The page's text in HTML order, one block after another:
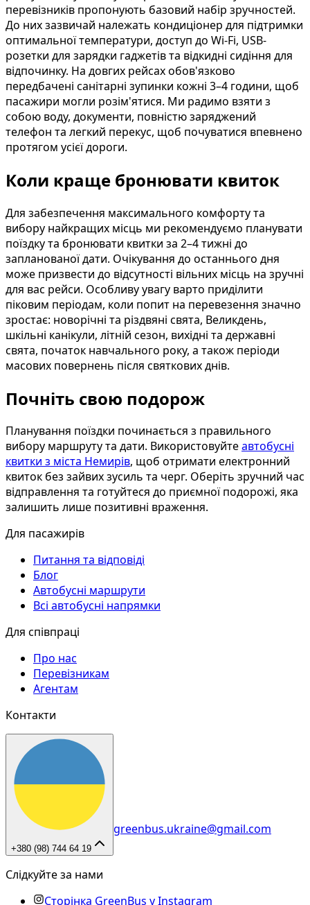
перевізників пропонують базовий набір зручностей.
До них зазвичай належать кондиціонер для підтримки
оптимальної температури, доступ до Wi-Fi, USB-
розетки для зарядки гаджетів та відкидні сидіння для
відпочинку. На довгих рейсах обов'язково
передбачені санітарні зупинки кожні 3–4 години, щоб
пасажири могли розім'ятися. Ми радимо взяти з
собою воду, документи, повністю заряджений
телефон та легкий перекус, щоб почуватися впевнено
протягом усієї дороги.
Коли краще бронювати квиток
Для забезпечення максимального комфорту та
вибору найкращих місць ми рекомендуємо планувати
поїздку та бронювати квитки за 2–4 тижні до
запланованої дати. Очікування до останнього дня
може призвести до відсутності вільних місць на зручні
для вас рейси. Особливу увагу варто приділити
піковим періодам, коли попит на перевезення значно
зростає: новорічні та різдвяні свята, Великдень,
шкільні канікули, літній сезон, вихідні та державні
свята, початок навчального року, а також періоди
масових повернень після святкових днів.
Почніть свою подорож
Планування поїздки починається з правильного
вибору маршруту та дати. Використовуйтеавтобусні
квитки з міста Немирів, щоб отримати електронний
квиток без зайвих зусиль та черг. Оберіть зручний час
відправлення та готуйтеся до приємної подорожі, яка
залишить лише позитивні враження.
Для пасажирів
Питання та відповіді
Блог
Автобусні маршрути
Всі автобусні напрямки
Для співпраці
Про нас
Перевізникам
Агентам
Контакти
+380 (98) 744 64 19
greenbus.ukraine@gmail.com
Слідкуйте за нами
Сторінка GreenBus у Instagram